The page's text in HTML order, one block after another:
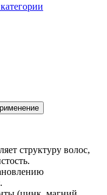
структуру волос,